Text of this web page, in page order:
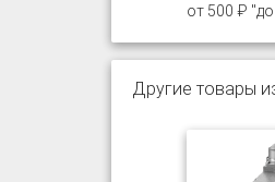
от 500 ₽
Другие товары